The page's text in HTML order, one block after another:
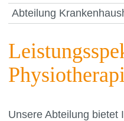
Abteilung
Unsere Abteilung bietet